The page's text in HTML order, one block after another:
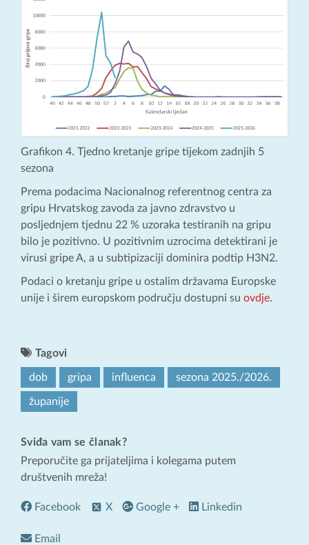
Grafikon 4. Tjedno kretanje gripe tijekom zadnjih 5
sezona
Prema podacima Nacionalnog referentnog centra za
gripu Hrvatskog zavoda za javno zdravstvo u
posljednjem tjednu 22 % uzoraka testiranih na gripu
bilo je pozitivno. U pozitivnim uzrocima detektirani je
virusi gripe A, a u subtipizaciji dominira podtip H3N2.
Podaci o kretanju gripe u ostalim državama Europske
unije i širem europskom području dostupni su ovdje.
Tagovi
dob gripa influenca sezona 2025./2026.
županije
Sviđa vam se članak?
Preporučite ga prijateljima i kolegama putem
društvenih mreža!
Facebook X Google + Linkedin
Email